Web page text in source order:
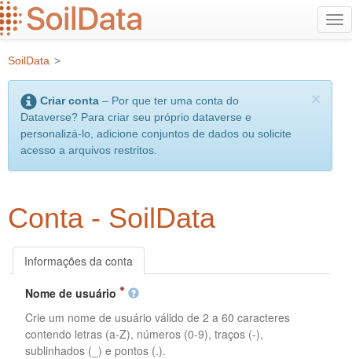
Ir
para
conteúdo
principal
SoilData >
×
Criar conta – Por que ter uma conta do
Dataverse? Para criar seu próprio dataverse e
personalizá-lo, adicione conjuntos de dados ou solicite
acesso a arquivos restritos.
Conta - SoilData
Informações da conta
Nome de usuário
Crie um nome de usuário válido de 2 a 60 caracteres
contendo letras (a-Z), números (0-9), traços (-),
sublinhados (_) e pontos (.).